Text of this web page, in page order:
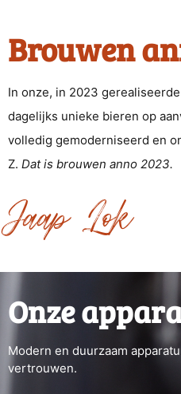
Brouwen
In onze, in 2023
dagelijks unieke bieren op
volledig gemoderniseerd en
Z. Dat is brouwen anno 2023.
Jaap Lok
Onze
Modern en duurzaam
vertrouwen.